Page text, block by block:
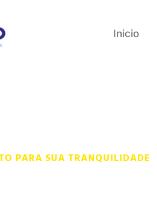
Inicio
PARA SUA TRANQUILIDADE